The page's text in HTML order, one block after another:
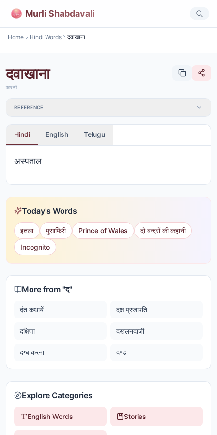
Murli Shabdavali
Home Hindi Words दवाखाना
दवाखाना
फ़ारसी
REFERENCE
Hindi English Telugu
अस्पताल
Today's Words
इतला मुसाफिरी Prince of Wales
दो बन्दरों की कहानी
Incognito
More from "द"
दंत कथायें दक्ष प्रजापति
दक्षिणा दखलनदाजी
दग्ध करना दण्ड
Explore Categories
English Words Stories